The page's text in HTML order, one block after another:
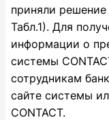
приняли
Табл.1). Для
информации о
системы
сотрудникам
сайте системы
CONTACT.